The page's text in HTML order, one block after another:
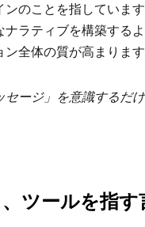
のことを指していま
ラティブを構築する
全体の質が高まりま
セージ」を意識するだ
ツールを指す